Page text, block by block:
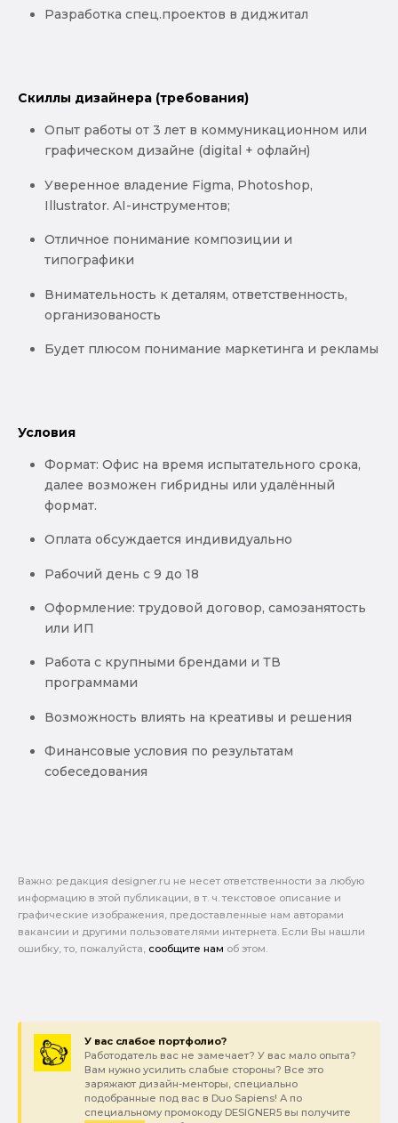
Разработка спец.проектов в диджитал
Скиллы дизайнера (требования)
Опыт работы от 3 лет в коммуникационном или
графическом дизайне (digital + офлайн)
Уверенное владение Figma, Photoshop,
Illustrator. AI-инструментов;
Отличное понимание композиции и
типографики
Внимательность к деталям, ответственность,
организованость
Будет плюсом понимание маркетинга и рекламы
Условия
Формат: Офис на время испытательного срока,
далее возможен гибридны или удалённый
формат.
Оплата обсуждается индивидуально
Рабочий день с 9 до 18
Оформление: трудовой договор, самозанятость
или ИП
Работа с крупными брендами и ТВ
программами
Возможность влиять на креативы и решения
Финансовые условия по результатам
собеседования
Важно: pедакция designer.ru не несет ответственности за любую
информацию в этой публикации, в т. ч. текстовое описание и
графические изображения, предоставленные нам авторами
вакансии и другими пользователями интернета. Если Вы нашли
ошибку, то, пожалуйста, сообщите нам об этом.
У вас слабое портфолио?
Работодатель вас не замечает? У вас мало опыта?
Вам нужно усилить слабые стороны? Все это
заряжают дизайн-менторы, специально
подобранные под вас в Duo Sapiens! А по
специальному промокоду DESIGNER5 вы получите